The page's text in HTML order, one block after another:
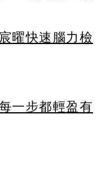
曜快速腦力檢
一步都輕盈有